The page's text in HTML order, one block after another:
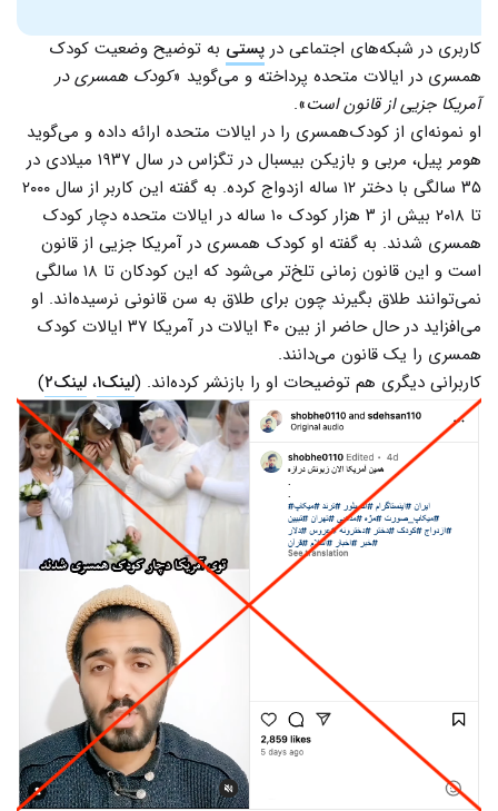
کاربری در شبکه‌های اجتماعی در پستی به توضیح وضعیت کودک
همسری در ایالات متحده پرداخته و می‌گوید «کودک همسری در
آمریکا جزیی از قانون است».
او نمونه‌ای از کودک‌همسری را در ایالات متحده ارائه داده و می‌گوید
هومر پیل، مربی و بازیکن بیسبال در تگزاس در سال ۱۹۳۷ میلادی در
۳۵ سالگی با دختر ۱۲ ساله ازدواج کرده. به گفته این کاربر از سال ۲۰۰۰
تا ۲۰۱۸ بیش از ۳ هزار کودک ۱۰ ساله در ایالات متحده دچار کودک
همسری شدند. به گفته او کودک همسری در آمریکا جزیی از قانون
است و این قانون زمانی تلخ‌تر می‌شود که این کودکان تا ۱۸ سالگی
نمی‌توانند طلاق بگیرند چون برای طلاق به سن قانونی نرسیده‌اند. او
می‌افزاید در حال حاضر از بین ۴۰ ایالات در آمریکا ۳۷ ایالات کودک
همسری را یک قانون می‌دانند.
کاربرانی دیگری هم توضیحات او را بازنشر کرده‌اند. (لینک۱ ، لینک۲ )